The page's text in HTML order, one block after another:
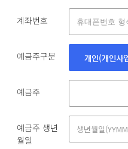
계좌번호
예금주구분 개인(개인사
예금주
예금주 생년
월일